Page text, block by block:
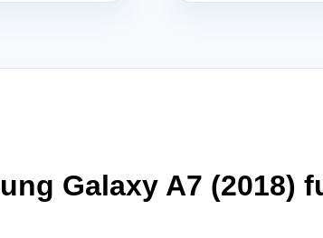
Galaxy A7 (2018)